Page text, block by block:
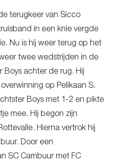
terugkeer van Sicco
in een knie vergde
Nu is hij weer terug op het
twee wedstrijden in de
achter de rug. Hij
op Pelikaan S.
Boys met 1-2 en pikte
mee. Hij begon zijn
Hierna vertrok hij
Door een
SC Cambuur met FC